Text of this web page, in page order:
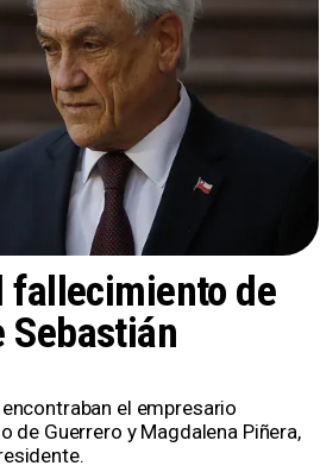
fallecimiento de
Sebastián
el empresario
de Guerrero y Magdalena Piñera,